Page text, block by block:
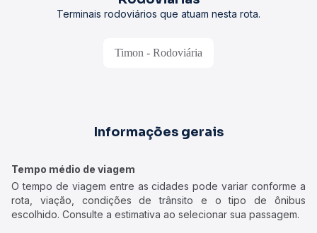
Terminais rodoviários que atuam nesta rota.
Timon - Rodoviária
Informações gerais
Tempo médio de viagem
O tempo de viagem entre as cidades pode variar conforme a
rota, viação, condições de trânsito e o tipo de ônibus
escolhido. Consulte a estimativa ao selecionar sua passagem.